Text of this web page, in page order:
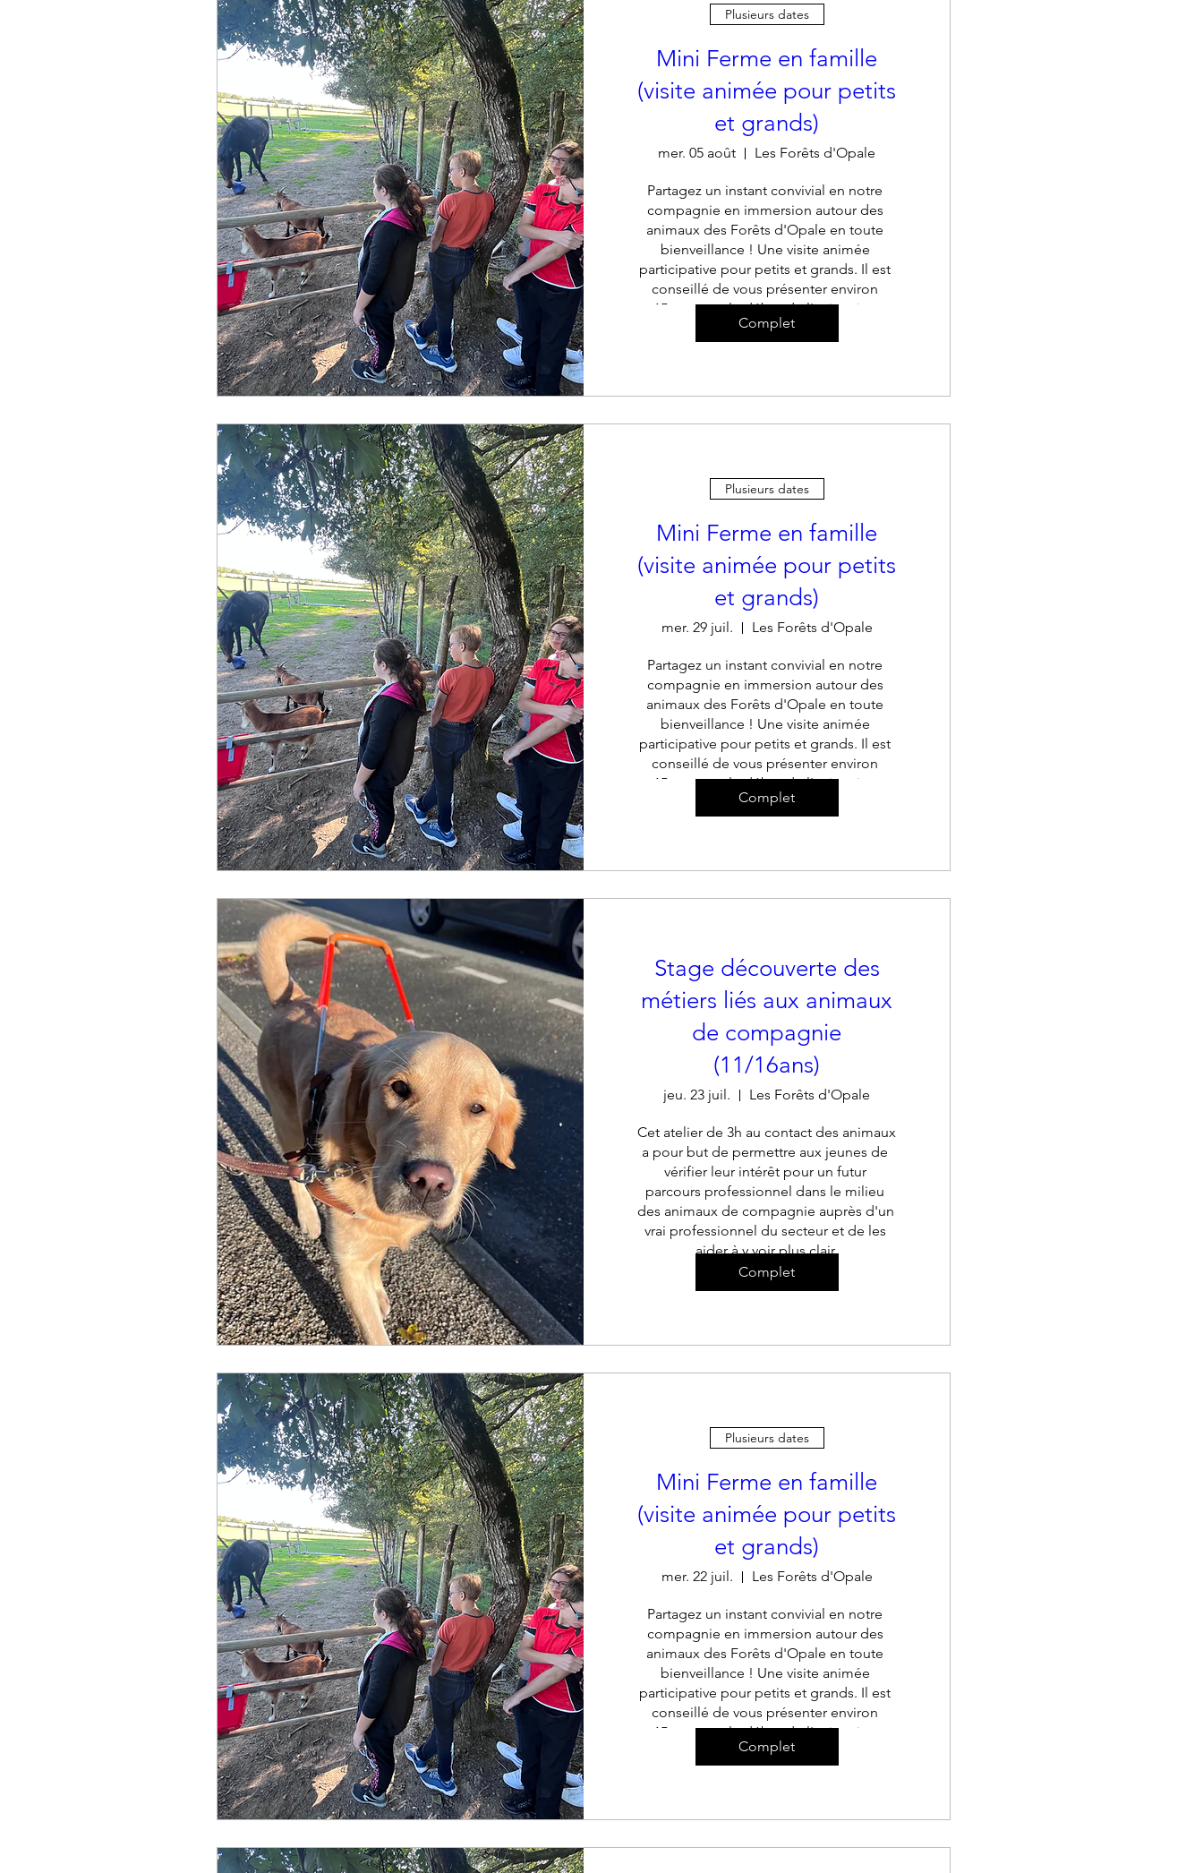
Plusieurs dates
Mini Ferme en famille
(visite animée pour petits
et grands)
mer. 05 août Les Forêts d'Opale
Partagez un instant convivial en notre
compagnie en immersion autour des
animaux des Forêts d'Opale en toute
bienveillance ! Une visite animée
participative pour petits et grands. Il est
conseillé de vous présenter environ
15mn avant le début de l'animation.
Complet
Plusieurs dates
Mini Ferme en famille
(visite animée pour petits
et grands)
mer. 29 juil. Les Forêts d'Opale
Partagez un instant convivial en notre
compagnie en immersion autour des
animaux des Forêts d'Opale en toute
bienveillance ! Une visite animée
participative pour petits et grands. Il est
conseillé de vous présenter environ
15mn avant le début de l'animation.
Complet
Stage découverte des
métiers liés aux animaux
de compagnie
(11/16ans)
jeu. 23 juil. Les Forêts d'Opale
Cet atelier de 3h au contact des animaux
a pour but de permettre aux jeunes de
vérifier leur intérêt pour un futur
parcours professionnel dans le milieu
des animaux de compagnie auprès d'un
vrai professionnel du secteur et de les
aider à y voir plus clair.
+ 5 autre(s)
Complet
Plusieurs dates
Mini Ferme en famille
(visite animée pour petits
et grands)
mer. 22 juil. Les Forêts d'Opale
Partagez un instant convivial en notre
compagnie en immersion autour des
animaux des Forêts d'Opale en toute
bienveillance ! Une visite animée
participative pour petits et grands. Il est
conseillé de vous présenter environ
15mn avant le début de l'animation.
Complet